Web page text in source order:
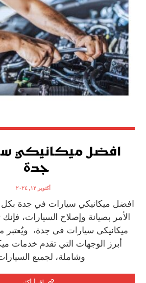
افضل ميكانيكي
جدة
أكتوبر ١٢, ٢٠٢٤
افضل ميكانيكي سيارات في جدة بكل
الأمر بصيانة وإصلاح السيارات،
ميكانيكي سيارات في جدة، ويُعتبر
أبرز الوجهات التي تقدم خدمات
وشاملة، لجميع